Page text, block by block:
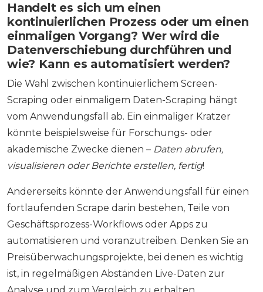
Handelt es sich um einen
kontinuierlichen Prozess oder um einen
einmaligen Vorgang? Wer wird die
Datenverschiebung durchführen und
wie? Kann es automatisiert werden?
Die Wahl zwischen kontinuierlichem Screen-
Scraping oder einmaligem Daten-Scraping hängt
vom Anwendungsfall ab. Ein einmaliger Kratzer
könnte beispielsweise für Forschungs- oder
akademische Zwecke dienen – Daten abrufen,
visualisieren oder Berichte erstellen, fertig!
Andererseits könnte der Anwendungsfall für einen
fortlaufenden Scrape darin bestehen, Teile von
Geschäftsprozess-Workflows oder Apps zu
automatisieren und voranzutreiben. Denken Sie an
Preisüberwachungsprojekte, bei denen es wichtig
ist, in regelmäßigen Abständen Live-Daten zur